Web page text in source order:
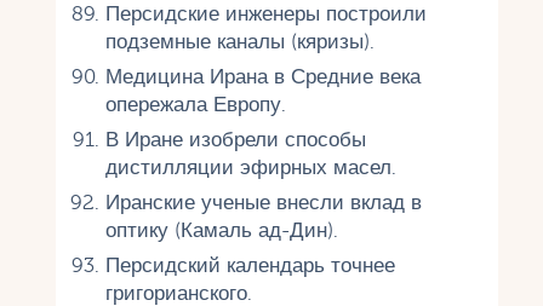
Персидские инженеры построили
подземные каналы (кяризы).
Медицина Ирана в Средние века
опережала Европу.
В Иране изобрели способы
дистилляции эфирных масел.
Иранские ученые внесли вклад в
оптику (Камаль ад-Дин).
Персидский календарь точнее
григорианского.